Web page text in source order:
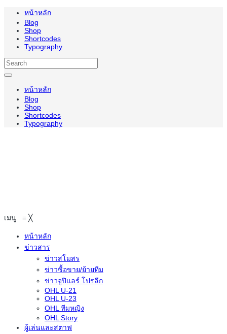
หน้าหลัก
Blog
Shop
Shortcodes
Typography
หน้าหลัก
Blog
Shop
Shortcodes
Typography
เมนู ≡ ╳
หน้าหลัก
ข่าวสาร
ข่าวสโมสร
ข่าวซื้อขาย/ย้ายทีม
ข่าวจูปิแลร์ โปรลีก
OHL U-21
OHL U-23
OHL ทีมหญิง
OHL Story
ผู้เล่นและสตาฟ